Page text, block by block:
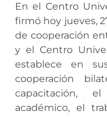
En el Centro
firmó hoy jueves,
de cooperación
y el Centro
establece en
cooperación
capacitación,
académico, el